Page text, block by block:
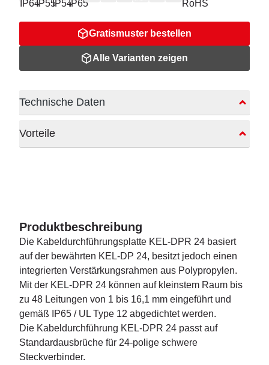
Gratismuster bestellen
Alle Varianten zeigen
Technische Daten
Vorteile
Produktbeschreibung
Die Kabeldurchführungsplatte KEL-DPR 24 basiert
auf der bewährten KEL-DP 24, besitzt jedoch einen
integrierten Verstärkungsrahmen aus Polypropylen.
Mit der KEL-DPR 24 können auf kleinstem Raum bis
zu 48 Leitungen von 1 bis 16,1 mm eingeführt und
gemäß IP65 / UL Type 12 abgedichtet werden.
Die Kabeldurchführung KEL-DPR 24 passt auf
Standardausbrüche für 24-polige schwere
Steckverbinder.